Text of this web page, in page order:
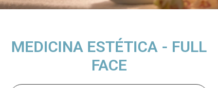
MEDICINA ESTÉTICA - FULL
FACE